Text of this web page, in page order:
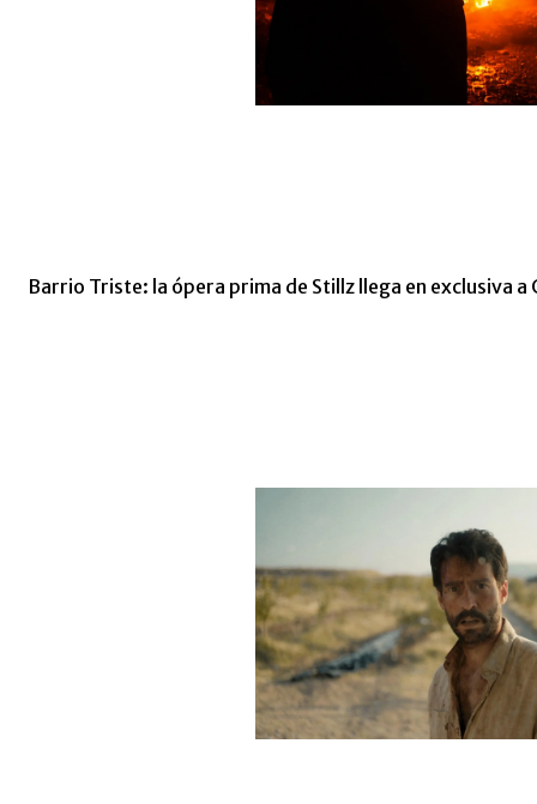
Barrio Triste: la ópera prima de Stillz llega en exclusiva a